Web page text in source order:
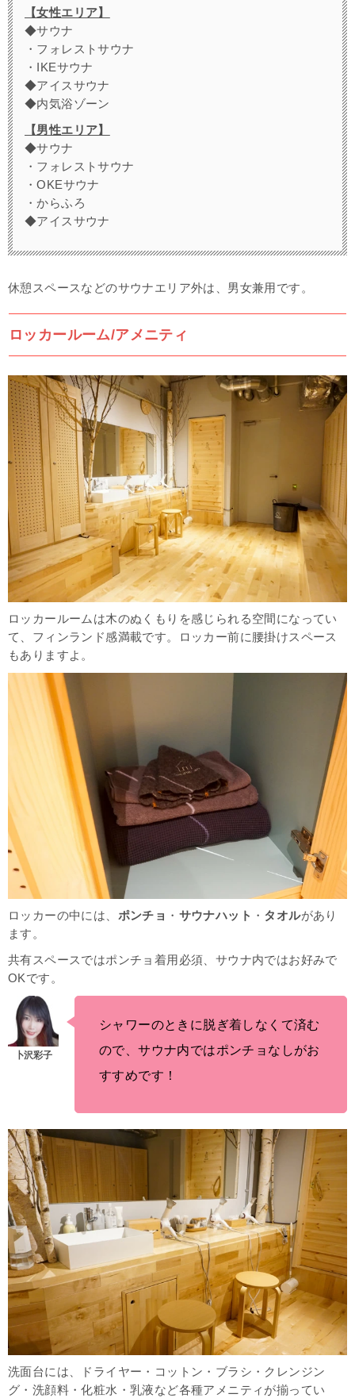
【女性エリア】
◆サウナ
・フォレストサウナ
・IKEサウナ
◆アイスサウナ
◆内気浴ゾーン
【男性エリア】
◆サウナ
・フォレストサウナ
・OKEサウナ
・からふろ
◆アイスサウナ
休憩スペースなどのサウナエリア外は、男女兼用です。
ロッカールーム/アメニティ
ロッカールームは木のぬくもりを感じられる空間になってい
て、フィンランド感満載です。ロッカー前に腰掛けスペース
もありますよ。
ロッカーの中には、 ポンチョ ・ サウナハット ・ タオルがあり
ます。
共有スペースではポンチョ着用必須、サウナ内ではお好みで
OKです。
シャワーのときに脱ぎ着しなくて済む
ので、サウナ内ではポンチョなしがお
すすめです！
洗面台には、ドライヤー・コットン・ブラシ・クレンジン
グ・洗顔料・化粧水・乳液など各種アメニティが揃ってい